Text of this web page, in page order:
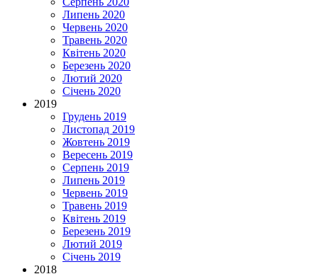
Липень 2020
Червень 2020
Травень 2020
Квітень 2020
Березень 2020
Лютий 2020
Січень 2020
2019
Грудень 2019
Листопад 2019
Жовтень 2019
Вересень 2019
Серпень 2019
Липень 2019
Червень 2019
Травень 2019
Квітень 2019
Березень 2019
Лютий 2019
Січень 2019
2018